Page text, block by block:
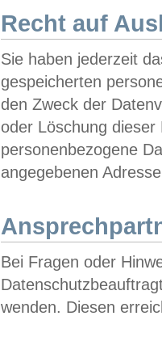
Recht auf
Sie haben jederzeit
gespeicherten
den Zweck der
oder Löschung
personenbezogene
angegebenen
Bei Fragen oder
wenden. Diesen